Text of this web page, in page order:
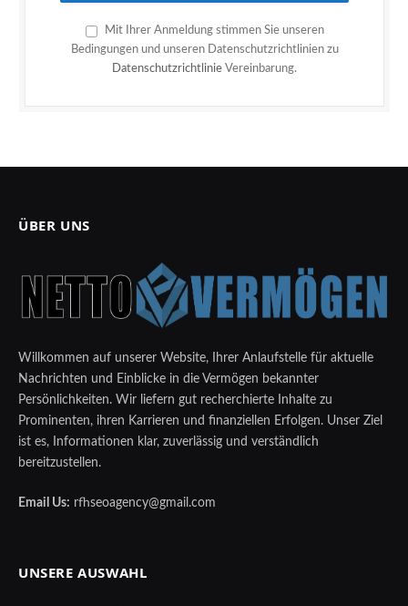
Mit Ihrer Anmeldung stimmen Sie unseren
Bedingungen und unseren Datenschutzrichtlinien zu
Datenschutzrichtlinie Vereinbarung.
ÜBER UNS
Willkommen auf unserer Website, Ihrer Anlaufstelle für aktuelle
Nachrichten und Einblicke in die Vermögen bekannter
Persönlichkeiten. Wir liefern gut recherchierte Inhalte zu
Prominenten, ihren Karrieren und finanziellen Erfolgen. Unser Ziel
ist es, Informationen klar, zuverlässig und verständlich
bereitzustellen.
Email Us: rfhseoagency@gmail.com
UNSERE AUSWAHL